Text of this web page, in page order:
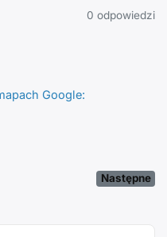
0 odpowiedzi
Google:
Następne